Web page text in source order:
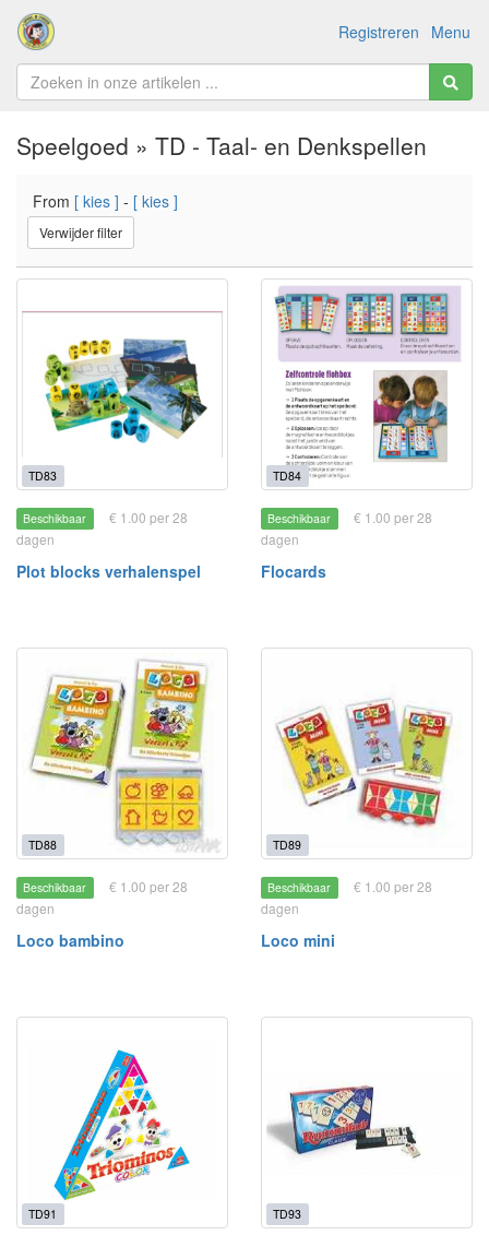
Menu
Registreren
Speelgoed » TD - Taal- en Denkspellen
From [ kies ] - [ kies ]
Verwijder filter
TD83
Beschikbaar
€ 1.00 per 28
dagen
Plot blocks verhalenspel
TD84
Beschikbaar
€ 1.00 per 28
dagen
Flocards
TD88
Beschikbaar
€ 1.00 per 28
dagen
Loco bambino
TD89
Beschikbaar
€ 1.00 per 28
dagen
Loco mini
TD91 TD93